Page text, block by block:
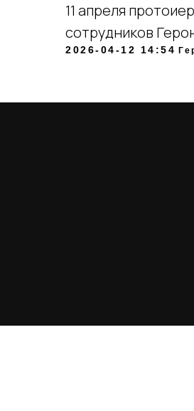
11 апреля
сотрудников
2026-04-12 14:54